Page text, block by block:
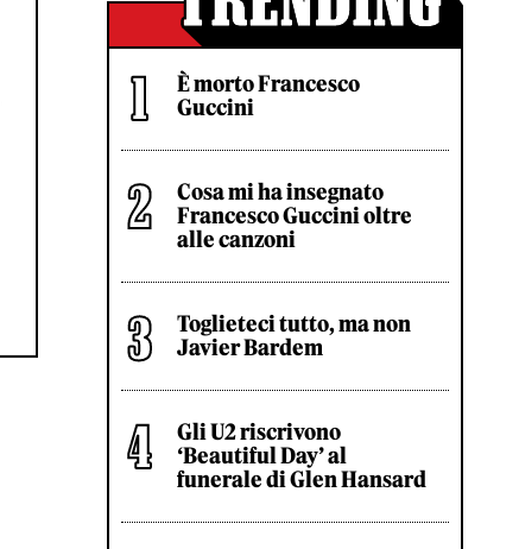
È morto Francesco
Guccini
Cosa mi ha insegnato
Francesco Guccini oltre
alle canzoni
Toglieteci tutto, ma non
Javier Bardem
Gli U2 riscrivono
‘Beautiful Day’ al
funerale di Glen Hansard